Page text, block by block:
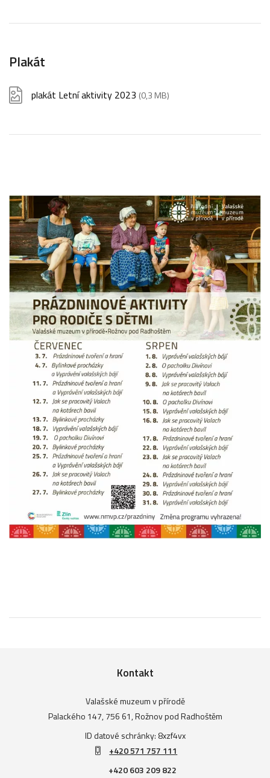
Plakát
plakát Letní aktivity 2023 (0,3 MB)
Kontakt
Valašské muzeum v přírodě
Palackého 147, 756 61, Rožnov pod Radhoštěm
ID datové schránky: 8xzf4vx
+420 571 757 111
+420 603 209 822